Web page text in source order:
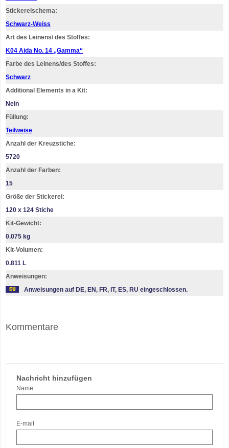
Stickereischema:
Schwarz-Weiss
Art des Leinens/ des Stoffes:
K04 Aida No. 14 „Gamma“
Farbe des Leinens/des Stoffes:
Schwarz
Additional Elements in a Kit:
Nein
Füllung:
Teilweise
Anzahl der Kreuzstiche:
5720
Anzahl der Farben:
15
Größe der Stickerei:
120 х 124 Stiche
Kit-Gewicht:
0.075 kg
Kit-Volumen:
0.811 L
Anweisungen:
Anweisungen auf DE, EN, FR, IT, ES, RU eingeschlossen.
Kommentare
Nachricht hinzufügen
Name
E-mail